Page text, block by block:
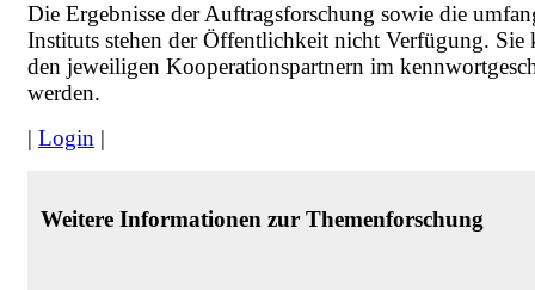
Die Ergebnisse der Auftragsforschung sowie die
Instituts stehen der Öffentlichkeit nicht Verfügung. Sie
den jeweiligen Kooperationspartnern im
werden.
| Login |
Weitere Informationen zur Themenforschung